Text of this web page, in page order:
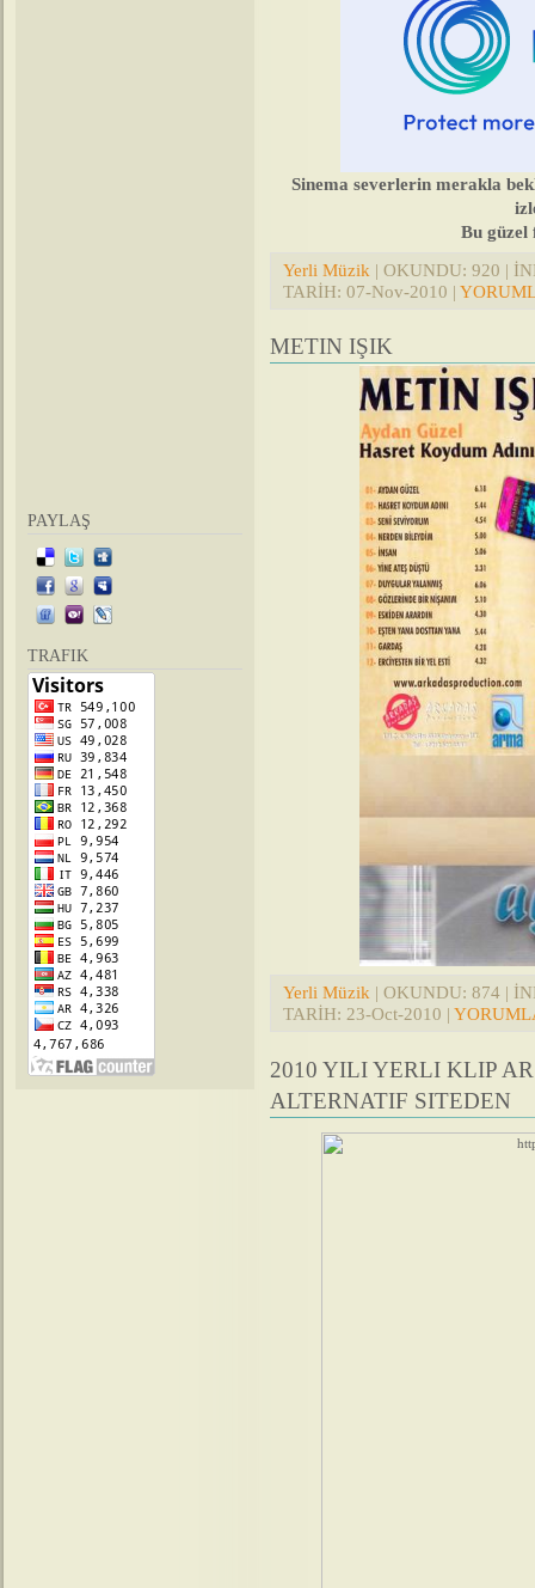
PAYLAŞ
TRAFIK
Sinema severlerin merakla
Bu
Yerli Müzik | OKUNDU: 920 |
TARİH: 07-Nov-2010 |
METIN IŞIK
Yerli Müzik | OKUNDU: 874 |
TARİH: 23-Oct-2010 |
2010 YILI YERLI KLIP
ALTERNATIF SITEDEN